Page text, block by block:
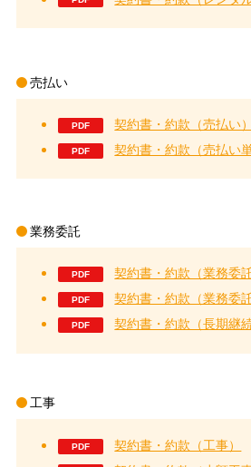
売払い
契約書・約款（売払い）
契約書・約款（売払い単
業務委託
契約書・約款（業務委託
契約書・約款（業務委
契約書・約款（長期継
工事
契約書・約款（工事）